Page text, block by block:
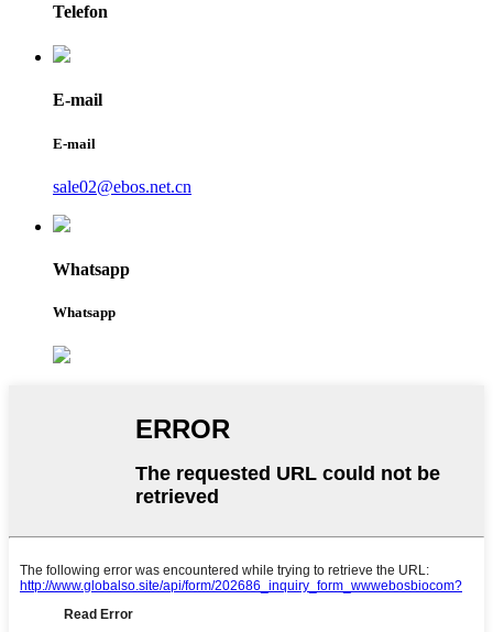
Telefon
E-mail
E-mail
sale02@ebos.net.cn
Whatsapp
Whatsapp